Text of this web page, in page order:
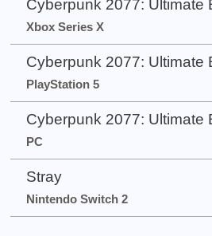
Cyberpunk 2077: Ultimate
Xbox Series X
Cyberpunk 2077: Ultimate
PlayStation 5
Cyberpunk 2077: Ultimate
PC
Stray
Nintendo Switch 2